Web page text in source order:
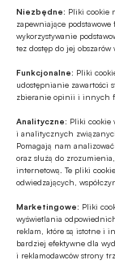
Niezbędne: Pliki cookie
zapewniające
wykorzystywanie
tez dostęp do jej
Funkcjonalne: Pliki
udostępnianie zawartości
zbieranie opinii i innych
Analityczne: Pliki cookie
i analitycznych
Pomagają nam
oraz służą do
internetową. Te pliki
odwiedzających,
Marketingowe: Pliki
wyświetlania
reklam, które są istotne i
bardziej efektywne dla
i reklamodawców strony
łączącej
zgłębiania.
Platforma
działa?
Świat quizów,
materiałów
zrozumieć
ten świat,
internetowym